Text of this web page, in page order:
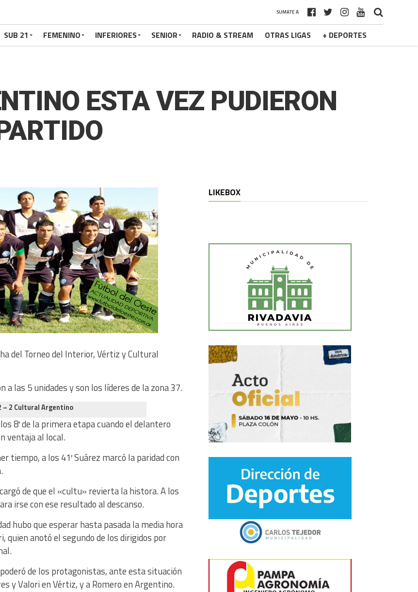
SUMATE A
SUB 21 FEMENINO INFERIORES SENIOR RADIO & STREAM OTRAS LIGAS + DEPORTES
ESTA VEZ PUDIERON
del Torneo del Interior, Vértiz y Cultural
las 5 unidades y son los líderes de la zona 37.
– 2 Cultural Argentino
8′ de la primera etapa cuando el delantero
ventaja al local.
tiempo, a los 41′ Suárez marcó la paridad con
de que el «cultu» revierta la histora. A los
irse con ese resultado al descanso.
hubo que esperar hasta pasada la media hora
quien anotó el segundo de los dirigidos por
de los protagonistas, ante esta situación
y Valori en Vértiz, y a Romero en Argentino.
LIKEBOX